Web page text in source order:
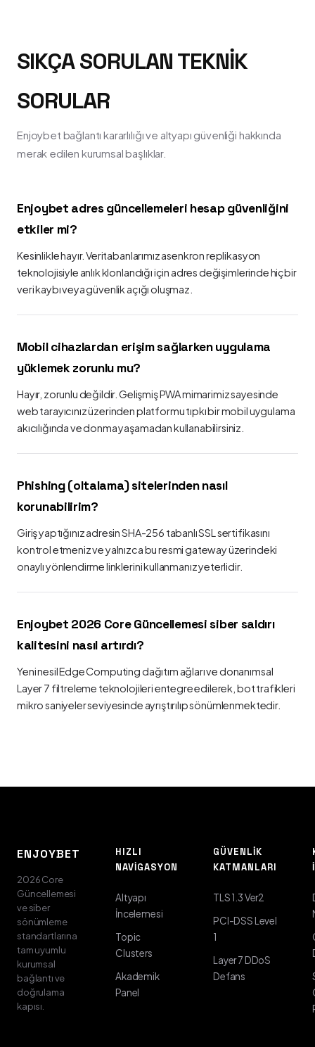
SIKÇA SORULAN TEKNIK
SORULAR
Enjoybet bağlantı kararlılığı ve altyapı güvenliği hakkında
merak edilen kurumsal başlıklar.
Enjoybet adres güncellemeleri hesap güvenliğini
etkiler mi?
Kesinlikle hayır. Veritabanlarımız asenkron replikasyon
teknolojisiyle anlık klonlandığı için adres değişimlerinde hiçbir
veri kaybı veya güvenlik açığı oluşmaz.
Mobil cihazlardan erişim sağlarken uygulama
yüklemek zorunlu mu?
Hayır, zorunlu değildir. Gelişmiş PWA mimarimiz sayesinde
web tarayıcınız üzerinden platformu tıpkı bir mobil uygulama
akıcılığında ve donma yaşamadan kullanabilirsiniz.
Phishing (oltalama) sitelerinden nasıl
korunabilirim?
Giriş yaptığınız adresin SHA-256 tabanlı SSL sertifikasını
kontrol etmeniz ve yalnızca bu resmi gateway üzerindeki
onaylı yönlendirme linklerini kullanmanız yeterlidir.
Enjoybet 2026 Core Güncellemesi siber saldırı
kalitesini nasıl artırdı?
Yeni nesil Edge Computing dağıtım ağları ve donanımsal
Layer 7 filtreleme teknolojileri entegre edilerek, bot trafikleri
mikro saniyeler seviyesinde ayrıştırılıp sönümlenmektedir.
ENJOYBET
2026 Core
Güncellemesi
ve siber
sönümleme
standartlarına
tam uyumlu
kurumsal
bağlantı ve
doğrulama
kapısı.
HIZLI
NAVIGASYON
Altyapı
İncelemesi
Topic
Clusters
Akademik
Panel
GÜVENLIK
KATMANLARI
TLS 1.3 Ver2
PCI-DSS Level
1
Layer 7 DDoS
Defans